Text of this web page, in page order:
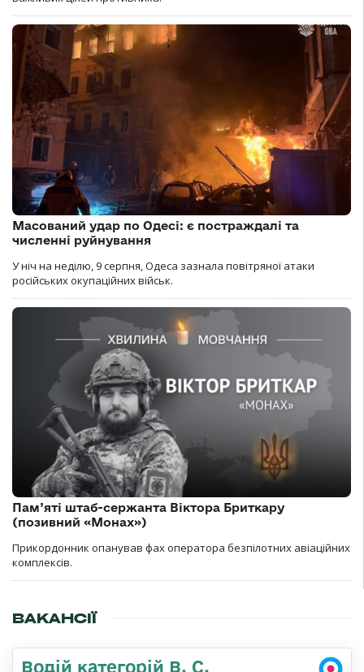
Масований удар по Одесі: є постраждалі та
численні руйнування
У ніч на неділю, 9 серпня, Одеса зазнала повітряної атаки
російських окупаційних військ.
Пам’яті штаб-сержанта Віктора Бриткару
(позивний «Монах»)
Прикордонник опанував фах оператора безпілотних авіаційних
комплексів.
ВАКАНСІЇ
Водій категорій B, C,